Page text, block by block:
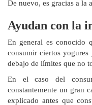
De nuevo, es gracias a la
Ayudan con la
En general es conocido
consumir ciertos
debajo de límites que no
En el caso del
constantemente un gran
explicado antes que